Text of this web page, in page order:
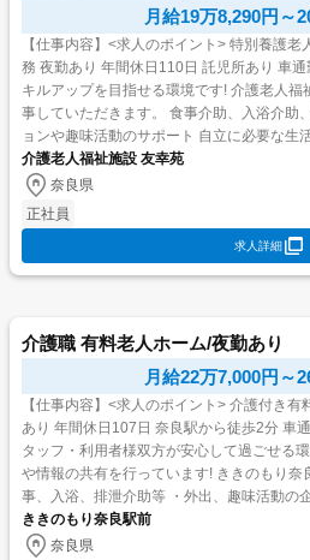
月給19万8,290円～
【仕事内容】<求人のポイント> 特別養護老人ホーム(ユニット型)での介護業
務 夜勤あり 年間休日110日 託児所あり 車通勤可 人材育成に力を入れた、ス
キルアップを目指せる環境です! 介護老人福祉施設 友幸苑での介護業務に従
事していただきます。 食事介助、入浴介助
ョンや趣味活動のサポート 自立に必要な生
ついての記録・報告...
介護老人福祉施設 友幸苑
奈良県
正社員
求人詳細
介護職 有料老人ホーム/夜勤あり
月給22万7,000円～
【仕事内容】<求人のポイント> 介護付き有料老人ホームでの介護業務 夜勤
あり 年間休日107日 奈良駅から徒歩2分 車通勤可 診療所と薬局が併設し、ス
タッフ・利用者様双方が安心して過ごせる環境です! 月2回の研
や情報の共有を行っています! ききのもり奈良駅前での介護業務全般 ・食
事、入浴、排泄介助等 ・外出、趣味活動の
員初任者研修,介護...
ききのもり奈良駅前
奈良県